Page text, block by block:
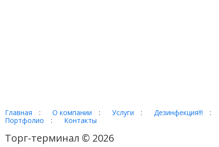
Главная : О компании : Услуги : Дезинфекция!!!
:
Портфолио
: Контакты
Торг-терминал © 2026